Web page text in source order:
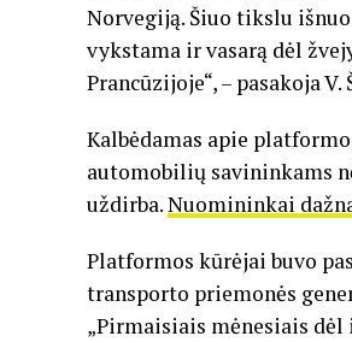
Norvegiją. Šiuo tikslu
vykstama ir vasarą dėl
Prancūzijoje“, – pasakoja V.
Kalbėdamas apie
automobilių savininkams
uždirba.Nuomininkai
Platformos kūrėjai buvo
transporto priemonės
„Pirmaisiais mėnesiais